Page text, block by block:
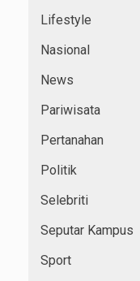
Lifestyle
Nasional
News
Pariwisata
Pertanahan
Politik
Selebriti
Seputar Kampus
Sport